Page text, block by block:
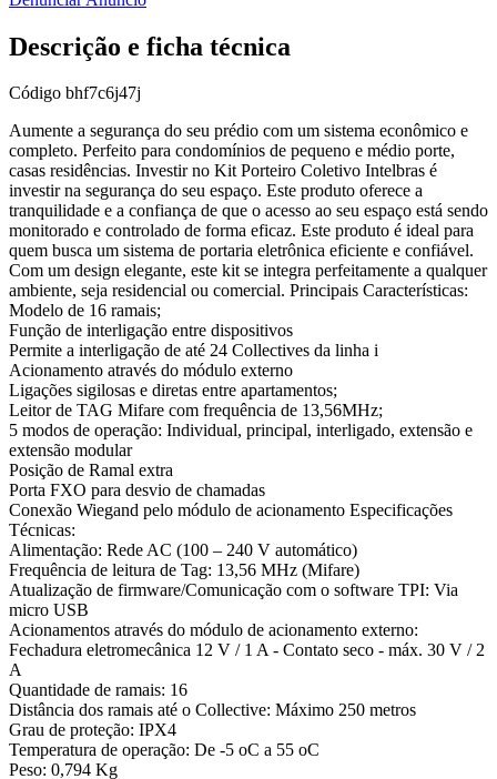
Descrição e ficha técnica
Código bhf7c6j47j
Aumente a segurança do seu prédio com um sistema econômico e
completo. Perfeito para condomínios de pequeno e médio porte,
casas residências. Investir no Kit Porteiro Coletivo Intelbras é
investir na segurança do seu espaço. Este produto oferece a
tranquilidade e a confiança de que o acesso ao seu espaço está sendo
monitorado e controlado de forma eficaz. Este produto é ideal para
quem busca um sistema de portaria eletrônica eficiente e confiável.
Com um design elegante, este kit se integra perfeitamente a qualquer
ambiente, seja residencial ou comercial. Principais Características:
Modelo de 16 ramais;
Função de interligação entre dispositivos
Permite a interligação de até 24 Collectives da linha i
Acionamento através do módulo externo
Ligações sigilosas e diretas entre apartamentos;
Leitor de TAG Mifare com frequência de 13,56MHz;
5 modos de operação: Individual, principal, interligado, extensão e
extensão modular
Posição de Ramal extra
Porta FXO para desvio de chamadas
Conexão Wiegand pelo módulo de acionamento Especificações
Técnicas:
Alimentação: Rede AC (100 – 240 V automático)
Frequência de leitura de Tag: 13,56 MHz (Mifare)
Atualização de firmware/Comunicação com o software TPI: Via
micro USB
Acionamentos através do módulo de acionamento externo:
Fechadura eletromecânica 12 V / 1 A - Contato seco - máx. 30 V / 2
A
Quantidade de ramais: 16
Distância dos ramais até o Collective: Máximo 250 metros
Grau de proteção: IPX4
Temperatura de operação: De -5 oC a 55 oC
Peso: 0,794 Kg